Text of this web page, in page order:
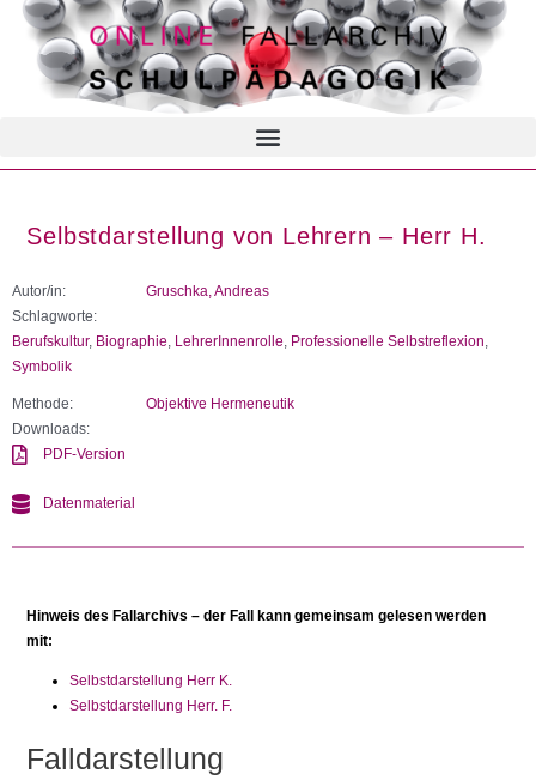
Selbstdarstellung von Lehrern – Herr H.
Autor/in:
Gruschka, Andreas
Schlagworte:
Berufskultur, Biographie LehrerInnenrolle Professionelle Selbstreflexion
Symbolik
Methode:
Objektive Hermeneutik
Downloads:
PDF-Version
Datenmaterial
Hinweis des Fallarchivs – der Fall kann gemeinsam gelesen werden
mit:
Selbstdarstellung Herr K.
Selbstdarstellung Herr. F.
Falldarstellung